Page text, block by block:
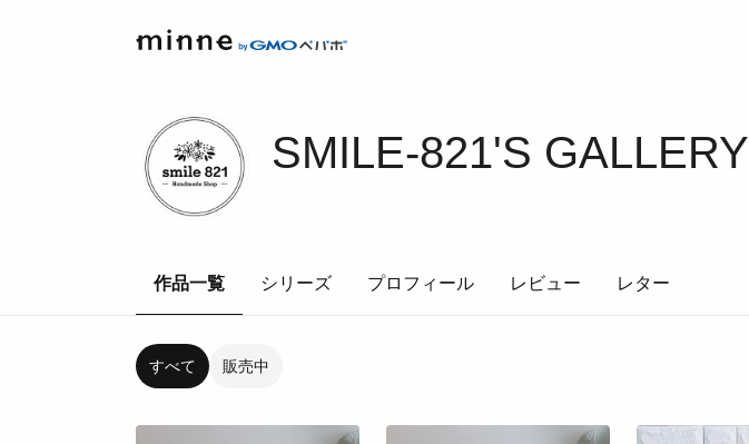
SMILE-821'S GALLERY
作品一覧 シリーズ プロフィール レビュー レター
すべて 販売中